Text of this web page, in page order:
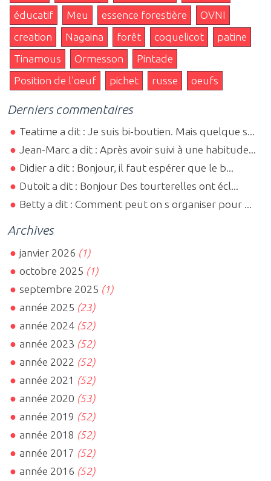
éducatif
Meu essence forestière
OVNI
creation
Nagaina forêt coquelicot
patine
Tinamous
Ormesson
Pintade
Position de l'oeuf
pichet russe oeufs
Derniers commentaires
Teatime a dit : Je suis bi-boutien. Mais quelque s...
Jean-Marc a dit : Après avoir suivi à une habitude...
Didier a dit : Bonjour, il faut espérer que le b...
Dutoit a dit : Bonjour Des tourterelles ont écl...
Betty a dit : Comment peut on s organiser pour ...
Archives
janvier 2026 (1)
octobre 2025 (1)
septembre 2025 (1)
année 2025 (23)
année 2024 (52)
année 2023 (52)
année 2022 (52)
année 2021 (52)
année 2020 (53)
année 2019 (52)
année 2018 (52)
année 2017 (52)
année 2016 (52)